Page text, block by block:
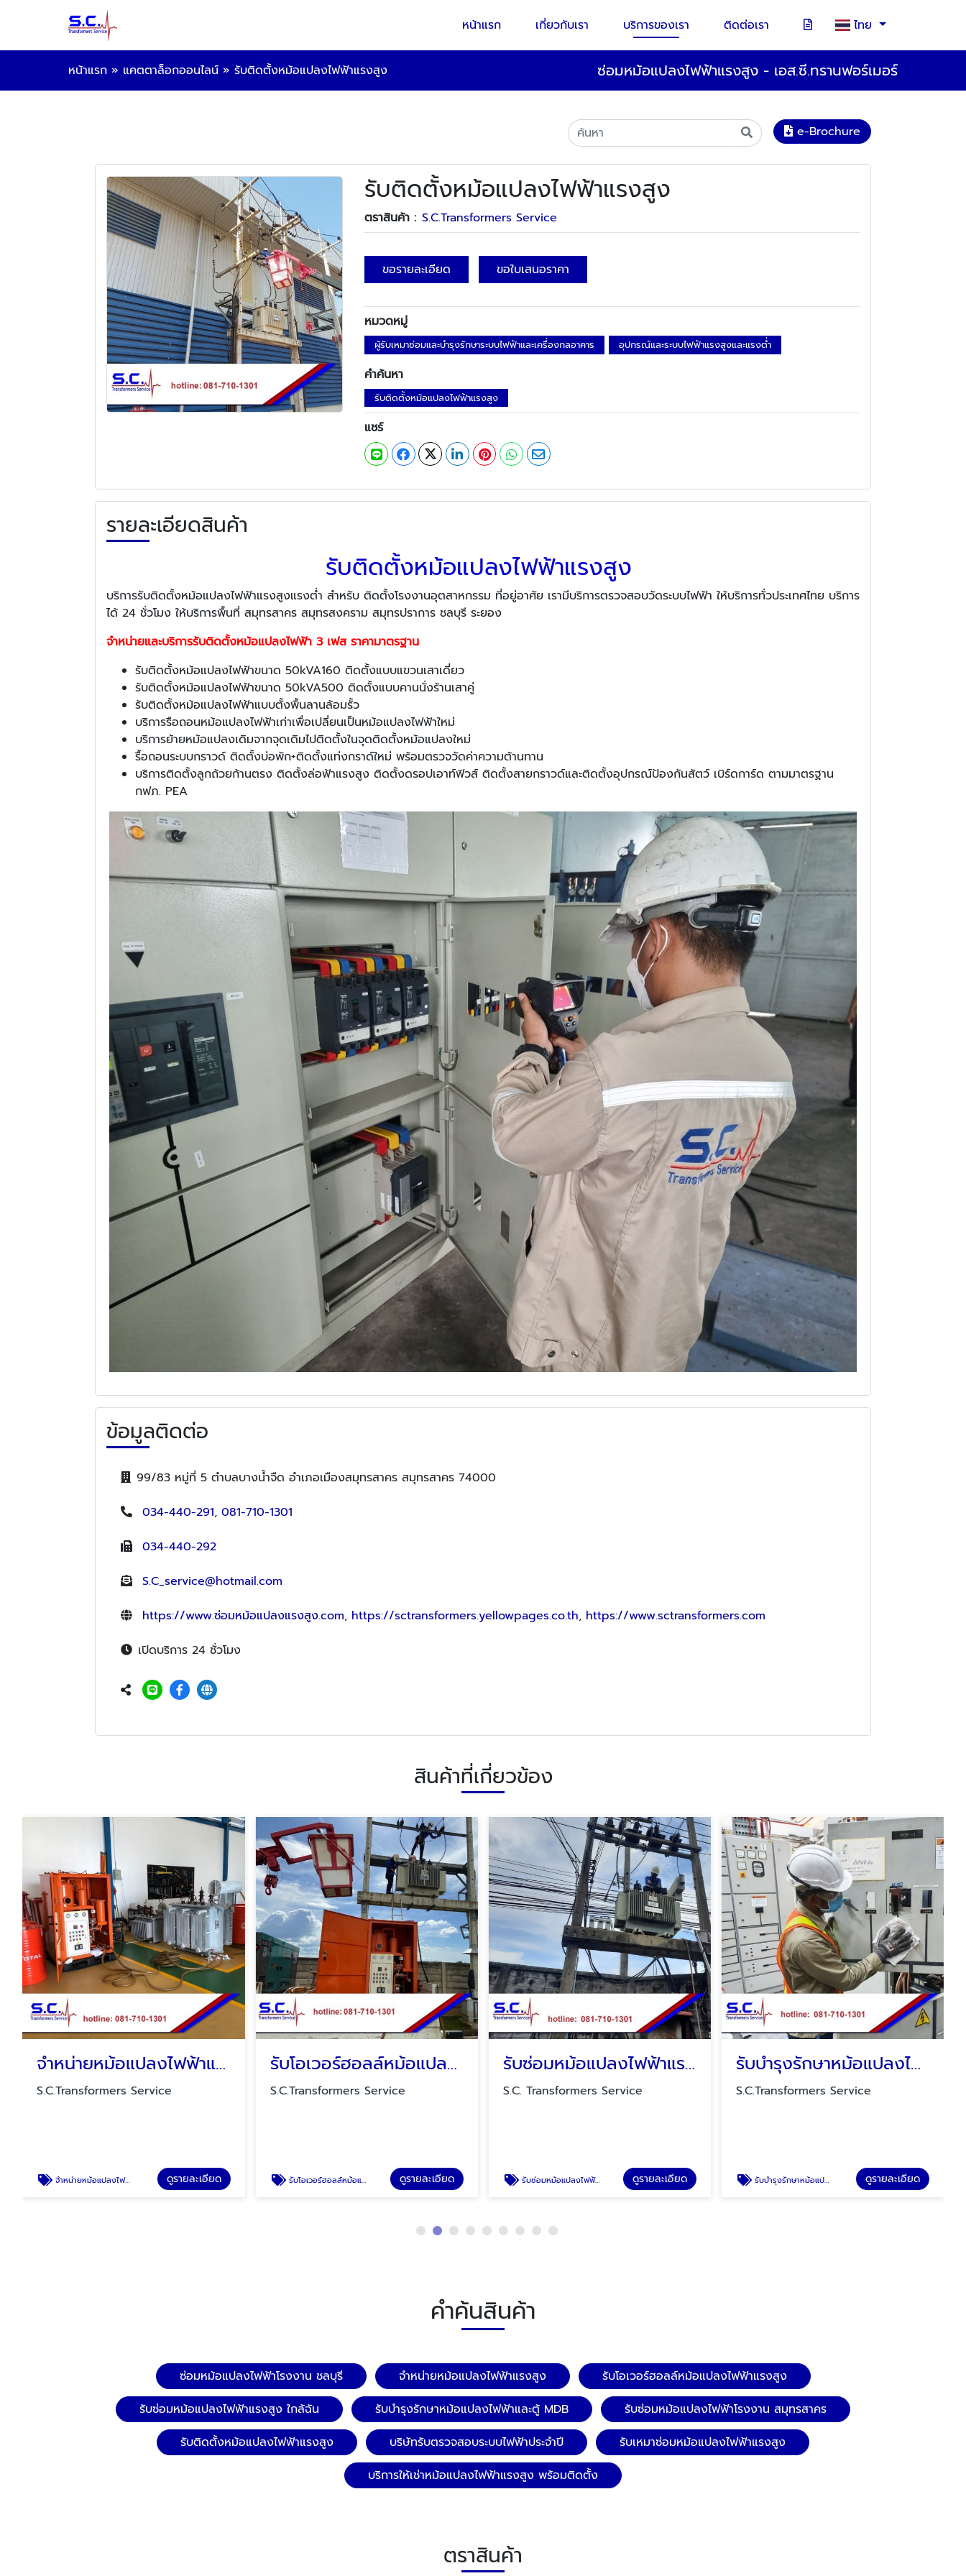
หน้าแรก เกี่ยวกับเรา บริการของเรา ติดต่อเรา ไทย
หน้าแรก » แคตตาล็อกออนไลน์ » รับติดตั้งหม้อแปลงไฟฟ้าแรงสูง ซ่อมหม้อแปลงไฟฟ้าแรงสูง - เอส.ซี.ทรานฟอร์เมอร์
e-Brochure
รับติดตั้งหม้อแปลงไฟฟ้าแรงสูง
ตราสินค้า : S.C.Transformers Service
ขอรายละเอียด ขอใบเสนอราคา
หมวดหมู่
ผู้รับเหมาซ่อมและบำรุงรักษาระบบไฟฟ้าและเครื่องกลอาคาร อุปกรณ์และระบบไฟฟ้าแรงสูงและแรงต่ำ
คำค้นหา
รับติดตั้งหม้อแปลงไฟฟ้าแรงสูง
แชร์
รายละเอียดสินค้า
รับติดตั้งหม้อแปลงไฟฟ้าแรงสูง
บริการรับติดตั้งหม้อแปลงไฟฟ้าแรงสูงแรงต่ำ สำหรับ ติดตั้งโรงงานอุตสาหกรรม ที่อยู่อาศัย เรามีบริการตรวจสอบวัดระบบไฟฟ้า ให้บริการทั่วประเทศไทย บริการ
ได้ 24 ชั่วโมง ให้บริการพื้นที่ สมุทรสาคร สมุทรสงคราม สมุทรปราการ ชลบุรี ระยอง
จำหน่ายและบริการรับติดตั้งหม้อแปลงไฟฟ้า 3 เฟส ราคามาตรฐาน
รับติดตั้งหม้อแปลงไฟฟ้าขนาด 50kVA160 ติดตั้งแบบแขวนเสาเดี่ยว
รับติดตั้งหม้อแปลงไฟฟ้าขนาด 50kVA500 ติดตั้งแบบคานนั่งร้านเสาคู่
รับติดตั้งหม้อแปลงไฟฟ้าแบบตั้งพื้นลานล้อมรั้ว
บริการรือถอนหม้อแปลงไฟฟ้าเก่าเพื่อเปลี่ยนเป็นหม้อแปลงไฟฟ้าใหม่
บริการย้ายหม้อแปลงเดิมจากจุดเดิมไปติดตั้งในจุดติดตั้งหม้อแปลงใหม่
รื้อถอนระบบกราวด์ ติดตั้งบ่อพัก+ติดตั้งแท่งกราด์ใหม่ พร้อมตรวจวัดค่าความต้านทาน
บริการติดตั้งลูกถ้วยก้านตรง ติดตั้งล่อฟ้าแรงสูง ติดตั้งดรอปเอาท์ฟิวส์ ติดตั้งสายกราวด์และติดตั้งอุปกรณ์ป้องกันสัตว์ เบิร์ดการ์ด ตามมาตรฐาน
กฟภ. PEA
ข้อมูลติดต่อ
99/83 หมู่ที่ 5 ตำบลบางน้ำจืด อำเภอเมืองสมุทรสาคร สมุทรสาคร 74000
034-440-291, 081-710-1301
034-440-292
S.C_service@hotmail.com
https://www.ซ่อมหม้อแปลงแรงสูง.com, https://sctransformers.yellowpages.co.th, https://www.sctransformers.com
เปิดบริการ 24 ชั่วโมง
สินค้าที่เกี่ยวข้อง
จำหน่ายหม้อแปลงไฟฟ้าแรงสูง
S.C.Transformers Service
จำหน่ายหม้อแปลงไฟฟ้าแรงสูง ดูรายละเอียด
รับโอเวอร์ฮอลล์หม้อแปลงไฟฟ้าแรงสูง
S.C.Transformers Service
รับโอเวอร์ฮอลล์หม้อแปลงไฟฟ้าแรงสูง ดูรายละเอียด
รับซ่อมหม้อแปลงไฟฟ้าแรงสูง ใกล้ฉัน
S.C. Transformers Service
รับซ่อมหม้อแปลงไฟฟ้าแรงสูง ใกล้ฉัน ดูรายละเอียด
รับบำรุงรักษาหม้อแปลงไฟฟ้าและตู้ MDB
S.C.Transformers Service
รับบำรุงรักษาหม้อแปลงไฟฟ้าและตู้ MDB ดูรายละเอียด
คำค้นสินค้า
ซ่อมหม้อแปลงไฟฟ้าโรงงาน ชลบุรี จำหน่ายหม้อแปลงไฟฟ้าแรงสูง
รับโอเวอร์ฮอลล์หม้อแปลงไฟฟ้าแรงสูง
รับซ่อมหม้อแปลงไฟฟ้าแรงสูง ใกล้ฉัน
รับบำรุงรักษาหม้อแปลงไฟฟ้าและตู้ MDB
รับซ่อมหม้อแปลงไฟฟ้าโรงงาน สมุทรสาคร
รับติดตั้งหม้อแปลงไฟฟ้าแรงสูง
บริษัทรับตรวจสอบระบบไฟฟ้าประจำปี
รับเหมาซ่อมหม้อแปลงไฟฟ้าแรงสูง
บริการให้เช่าหม้อแปลงไฟฟ้าแรงสูง พร้อมติดตั้ง
ตราสินค้า